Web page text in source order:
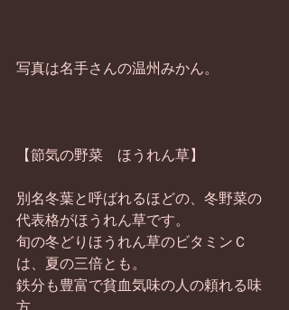
写真は名手さんの温州みかん。
【節気の野菜　ほうれん草】
別名冬葉と呼ばれるほどの、冬野菜の
代表格がほうれん草です。
旬の冬どりほうれん草のビタミンＣ
は、夏の三倍とも。
鉄分も豊富で貧血気味の人の頼れる味
方。